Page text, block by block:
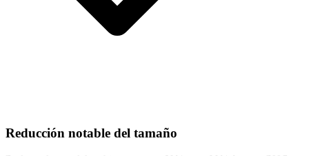
Reducción notable del tamaño